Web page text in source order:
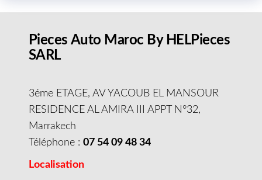
Pieces Auto Maroc By HELPieces
SARL
3éme ETAGE, AV YACOUB EL MANSOUR
RESIDENCE AL AMIRA III APPT N°32,
Marrakech
Téléphone : 07 54 09 48 34
Localisation